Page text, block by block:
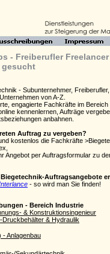
- Freiberufler Freelancer
gesucht
- Subunternehmer, Freiberufler,
von A-Z.
engagierte Fachkräfte im Bereich
kennenlernen, Aufträge
anbahnen.
Auftrag zu vergeben?
kostenlos die Fachkräfte
Angebot per Auftragsformular zu
Auftragsangebote
- so wird man Sie finden!